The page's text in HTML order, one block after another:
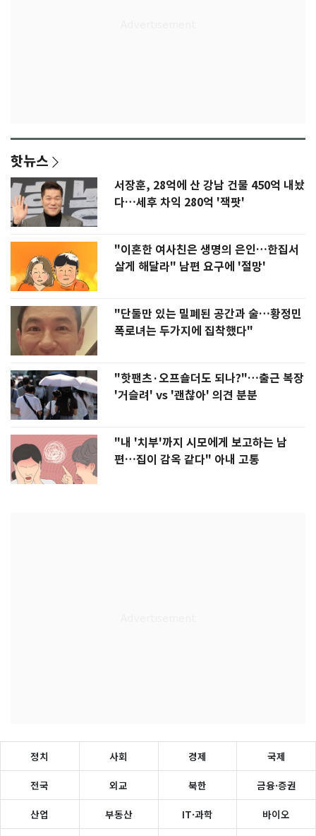
핫뉴스
서장훈, 28억에 산 강남 건물 450억 내놨
다…세후 차익 280억 '잭팟'
"이혼한 여사친은 생명의 은인…한집서
살게 해달라" 남편 요구에 '절망'
"단둘만 있는 밀폐된 공간과 술…황정민
폭로녀는 두가지에 집착했다"
"핫팬츠·오프숄더도 되나?"…출근 복장
'거슬려' vs '괜찮아' 의견 분분
"내 '치부'까지 시모에게 보고하는 남
편…집이 감옥 같다" 아내 고통
정치 사회 경제 국제
전국 외교 북한 금융·증권
산업 부동산 IT·과학 바이오